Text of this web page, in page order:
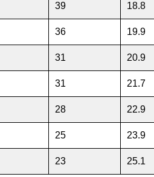
39 18.8
36 19.9
31 20.9
31 21.7
28 22.9
25 23.9
23 25.1